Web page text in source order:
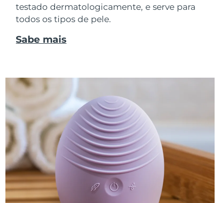
testado dermatologicamente, e serve para
todos os tipos de pele.
Sabe mais